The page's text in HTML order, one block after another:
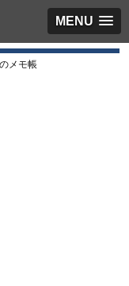
MENU
メモ帳